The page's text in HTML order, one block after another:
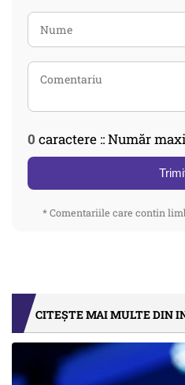
0 caractere :: Număr
* Comentariile care contin
CITEȘTE MAI MULTE DIN